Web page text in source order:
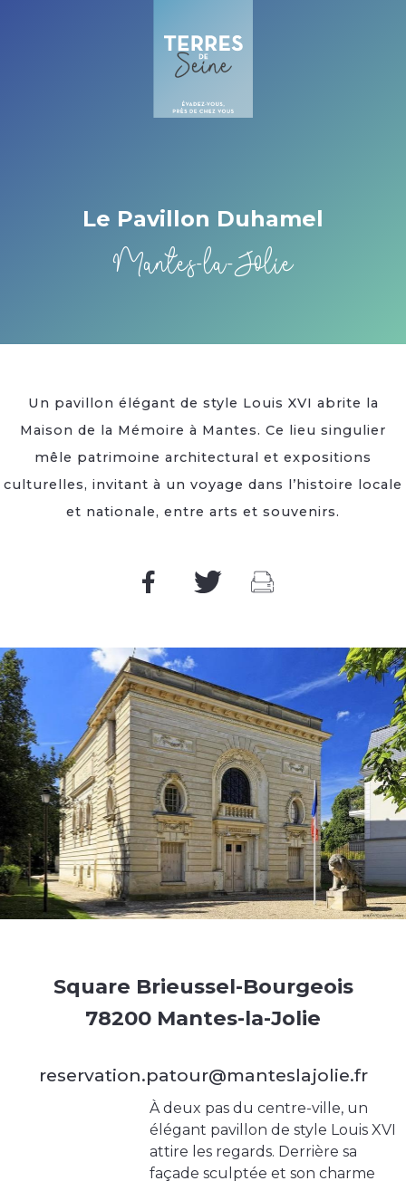
Le Pavillon Duhamel
Mantes-la-Jolie
Un pavillon élégant de style Louis XVI abrite la
Maison de la Mémoire à Mantes. Ce lieu singulier
mêle patrimoine architectural et expositions
culturelles, invitant à un voyage dans l’histoire locale
et nationale, entre arts et souvenirs.
Square Brieussel-Bourgeois
78200 Mantes-la-Jolie
reservation.patour@manteslajolie.fr
À deux pas du centre-ville, un
élégant pavillon de style Louis XVI
attire les regards. Derrière sa
façade sculptée et son charme